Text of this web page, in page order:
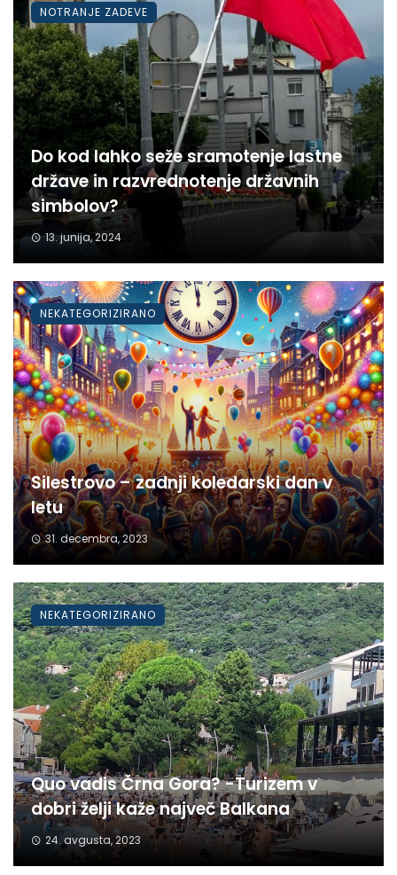
Do kod lahko seže sramotenje lastne
države in razvrednotenje državnih
simbolov?
13. junija, 2024
NOTRANJE ZADEVE
Silestrovo – zadnji koledarski dan v
letu
31. decembra, 2023
NEKATEGORIZIRANO
Quo vadis Črna Gora? -Turizem v
dobri želji kaže največ Balkana
24. avgusta, 2023
NEKATEGORIZIRANO